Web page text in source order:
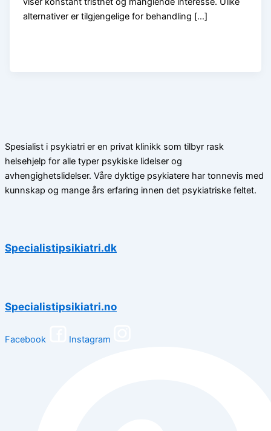
alternativer er tilgjengelige for behandling […]
Spesialist i psykiatri er en privat klinikk som tilbyr rask
helsehjelp for alle typer psykiske lidelser og
avhengighetslidelser. Våre dyktige psykiatere har tonnevis med
kunnskap og mange års erfaring innen det psykiatriske feltet.
Specialistipsikiatri.dk
Specialistipsikiatri.no
Facebook Instagram